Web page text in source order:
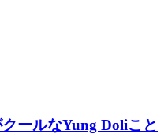
ールなYung Doliこと